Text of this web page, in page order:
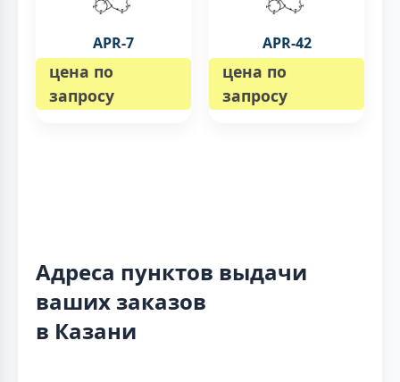
APR-7
цена по
запросу
APR-42
цена по
запросу
Адреса пунктов выдачи
ваших заказов
в Казани